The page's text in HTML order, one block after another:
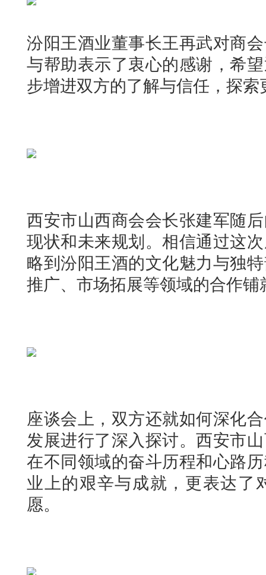
汾阳王酒业董事长王再武对商
与帮助表示了衷心的感谢，希
步增进双方的了解与信任，探
西安市山西商会会长张建军随
现状和未来规划。相信通过这
略到汾阳王酒的文化魅力与独
推广、市场拓展等领域的合作
座谈会上，双方还就如何深化
发展进行了深入探讨。西安市
在不同领域的奋斗历程和心路
业上的艰辛与成就，更表达了
愿。